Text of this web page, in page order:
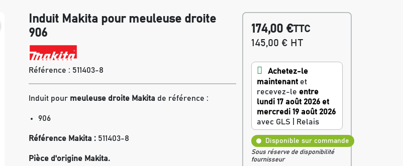
Induit Makita pour meuleuse droite
906
Référence : 511403-8
Induit pour meuleuse droite Makita de référence :
906
Référence Makita : 511403-8
Pièce d'origine Makita.
174,00 €TTC
145,00 € HT
Achetez-le
maintenantet
recevez-le entre
lundi 17 août 2026 et
mercredi 19 août 2026
avec GLS | Relais
Disponible sur commande
Sous réserve de disponibilité
fournisseur